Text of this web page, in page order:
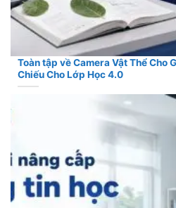
Toàn tập về Camera Vật Thể Cho
Chiếu Cho Lớp Học 4.0